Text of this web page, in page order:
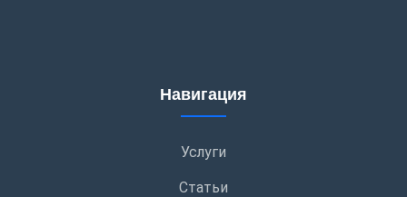
Навигация
Услуги
Статьи